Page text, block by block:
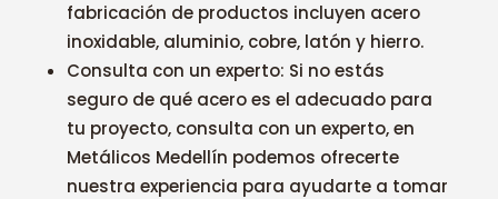
fabricación de productos incluyen acero
inoxidable, aluminio, cobre, latón y hierro.
Consulta con un experto: Si no estás
seguro de qué acero es el adecuado para
tu proyecto, consulta con un experto, en
Metálicos Medellín podemos ofrecerte
nuestra experiencia para ayudarte a tomar